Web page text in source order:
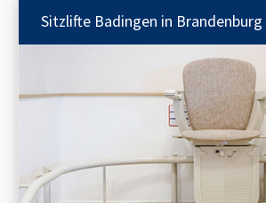
Sitzlifte Badingen in Brandenburg